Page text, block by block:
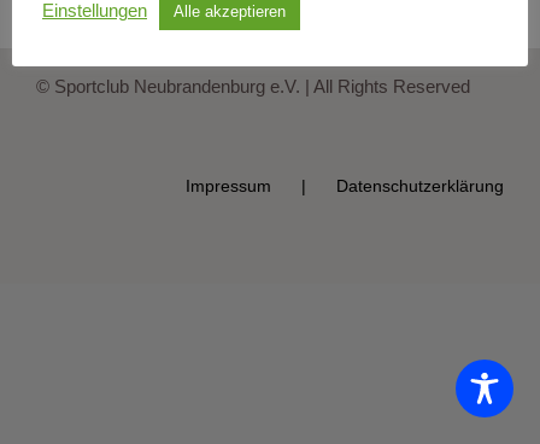
© Sportclub Neubrandenburg e.V. | All Rights Reserved
Impressum Datenschutzerklärung
Einstellungen Alle akzeptieren